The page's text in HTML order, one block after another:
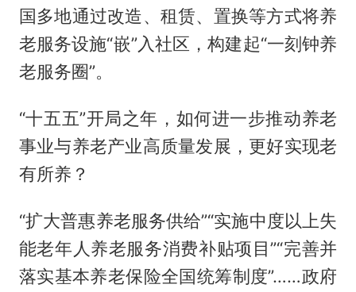
国多地通过改造、租赁、置换等方式将养
老服务设施“嵌”入社区，构建起“一刻钟养
老服务圈”。
“十五五”开局之年，如何进一步推动养老
事业与养老产业高质量发展，更好实现老
有所养？
“扩大普惠养老服务供给”“实施中度以上失
能老年人养老服务消费补贴项目”“完善并
落实基本养老保险全国统筹制度”……政府